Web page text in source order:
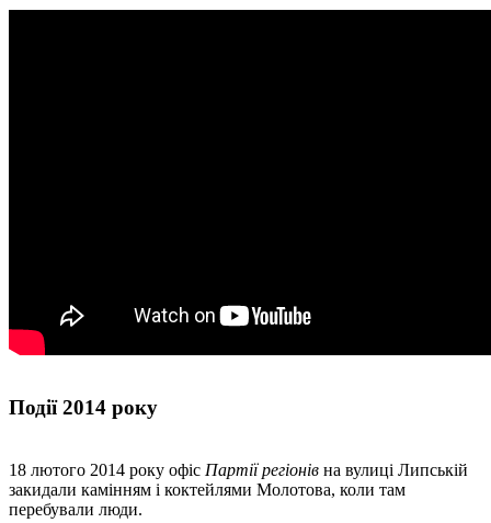
Події 2014 року
18 лютого 2014 року офіс Партії регіонів на вулиці Липській
закидали камінням і коктейлями Молотова, коли там
перебували люди.